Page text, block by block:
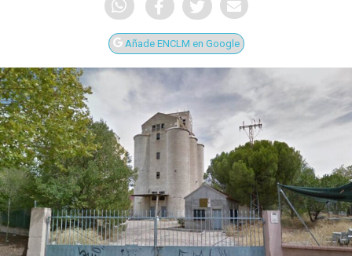
Añade ENCLM en Google